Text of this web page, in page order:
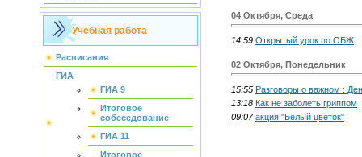
Учебная работа
Расписания
ГИА
ГИА 9
Итоговое
собеседование
ГИА 11
Итоговое
04 Октября, Среда
14:59 Открытый урок по ОБЖ
02 Октября, Понедельник
15:55 Разговоры о важном :
13:18 Как не заболеть гриппом
09:07 акция "Белый цветок"